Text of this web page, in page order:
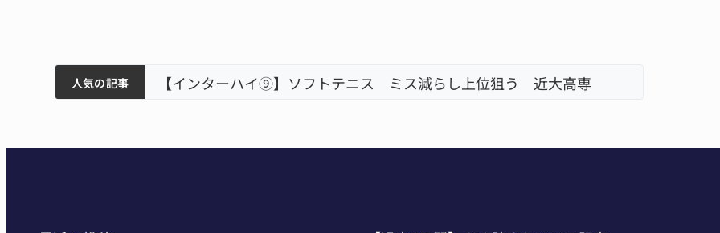
人気の記事
ィアで清掃 伊賀
3回目の派遣
う 近大高専 リレーで東海中学総体へ 伊賀・名張